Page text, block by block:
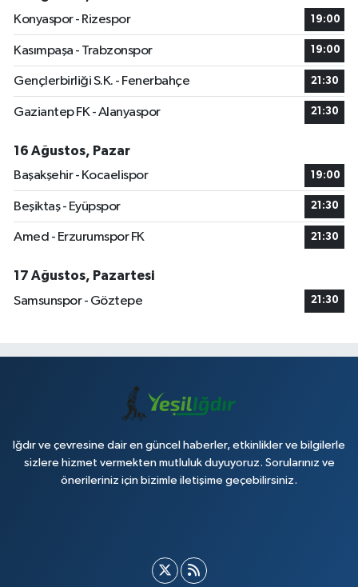
Konyaspor - Rizespor
19:00
Kasımpaşa - Trabzonspor 19:00
Gençlerbirliği S.K. - Fenerbahçe 21:30
Gaziantep FK - Alanyaspor 21:30
16 Ağustos, Pazar
Başakşehir - Kocaelispor
19:00
Beşiktaş - Eyüpspor 21:30
Amed - Erzurumspor FK 21:30
17 Ağustos, Pazartesi
Samsunspor - Göztepe
21:30
Iğdır ve çevresine dair en güncel haberler, etkinlikler ve bilgilerle
sizlere hizmet vermekten mutluluk duyuyoruz. Sorularınız ve
önerileriniz için bizimle iletişime geçebilirsiniz.